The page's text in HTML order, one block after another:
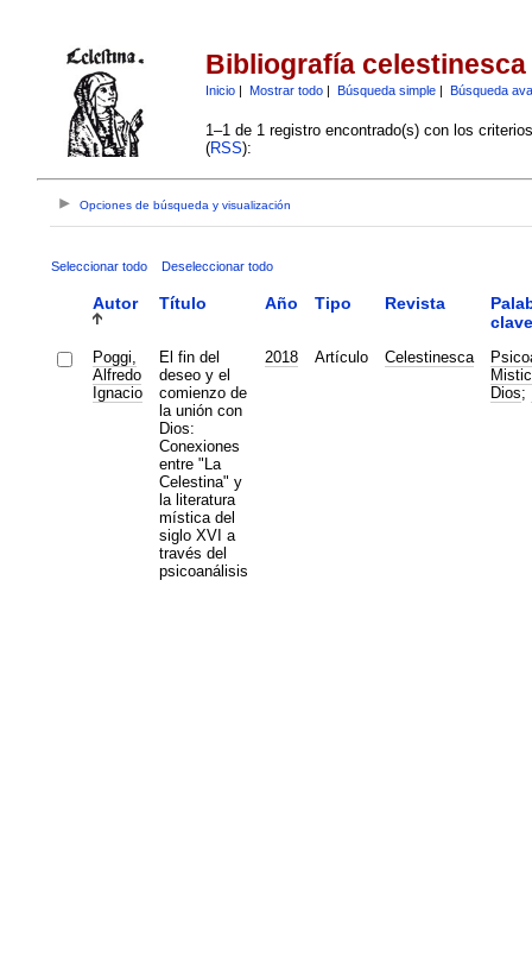
Bibliografía celestinesca
Inicio| Mostrar todo| Búsqueda simple| Búsqueda
1–1 de 1 registro encontrado(s) con los
(RSS):
Opciones de búsqueda y visualización
Seleccionar todo Deseleccionar todo
Autor Título Año Tipo Revista
clave
Poggi,
Alfredo
Ignacio
El fin del
deseo y el
comienzo de
la unión con
Dios:
Conexiones
entre "La
Celestina" y
la literatura
mística del
siglo XVI a
través del
psicoanálisis
2018 Artículo Celestinesca
Dios;